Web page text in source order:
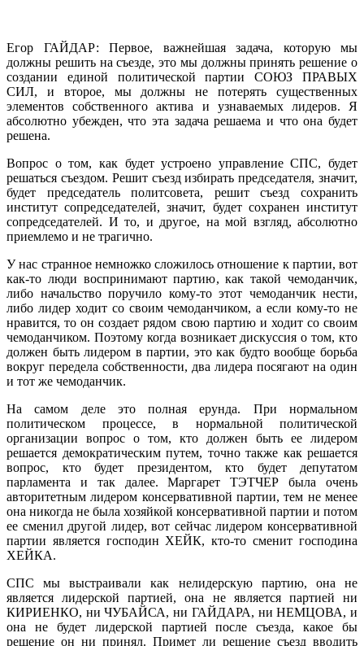
Егор ГАЙДАР: Первое, важнейшая задача, которую мы
должны решить на съезде, это мы должны принять решение о
создании единой политической партии СОЮЗ ПРАВЫХ
СИЛ, и второе, мы должны не потерять существенных
элементов собственного актива и узнаваемых лидеров. Я
абсолютно убежден, что эта задача решаема и что она будет
решена.
Вопрос о том, как будет устроено управление СПС, будет
решаться съездом. Решит съезд избирать председателя, значит,
будет председатель политсовета, решит съезд сохранить
институт сопредседателей, значит, будет сохранен институт
сопредседателей. И то, и другое, на мой взгляд, абсолютно
приемлемо и не трагично.
У нас странное немножко сложилось отношение к партии, вот
как-то люди воспринимают партию, как такой чемоданчик,
либо начальство поручило кому-то этот чемоданчик нести,
либо лидер ходит со своим чемоданчиком, а если кому-то не
нравится, то он создает рядом свою партию и ходит со своим
чемоданчиком. Поэтому когда возникает дискуссия о том, кто
должен быть лидером в партии, это как будто вообще борьба
вокруг передела собственности, два лидера посягают на один
и тот же чемоданчик.
На самом деле это полная ерунда. При нормальном
политическом процессе, в нормальной политической
организации вопрос о том, кто должен быть ее лидером
решается демократическим путем, точно также как решается
вопрос, кто будет президентом, кто будет депутатом
парламента и так далее. Маргарет ТЭТЧЕР была очень
авторитетным лидером консервативной партии, тем не менее
она никогда не была хозяйкой консервативной партии и потом
ее сменил другой лидер, вот сейчас лидером консервативной
партии является господин ХЕЙК, кто-то сменит господина
ХЕЙКА.
СПС мы выстраивали как нелидерскую партию, она не
является лидерской партией, она не является партией ни
КИРИЕНКО, ни ЧУБАЙСА, ни ГАЙДАРА, ни НЕМЦОВА, и
она не будет лидерской партией после съезда, какое бы
решение он ни принял. Примет ли решение съезд вводить